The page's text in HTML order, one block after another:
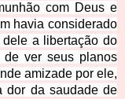
com Deus e
havia considerado
a libertação do
de ver seus planos
amizade por ele,
dor da saudade de